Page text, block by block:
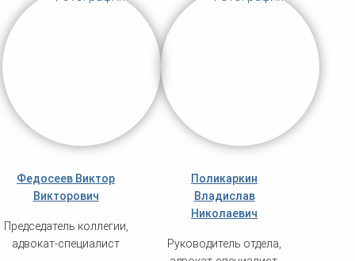
Федосеев Виктор
Викторович
Председатель коллегии,
адвокат-специалист
Поликаркин
Владислав
Николаевич
Руководитель отдела,